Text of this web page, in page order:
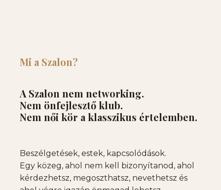
Mi a Szalon?
A Szalon nem networking.
Nem önfejlesztő klub.
Nem női kör a klasszikus értelemben.
Beszélgetések, estek, kapcsolódások.
Egy közeg, ahol nem kell bizonyítanod, ahol
kérdezhetsz, megoszthatsz, nevethetsz és